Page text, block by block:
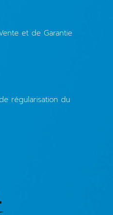
et de Garantie
régularisation du